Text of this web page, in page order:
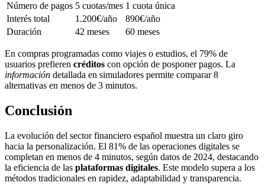
Número de pagos 5 cuotas/mes 1 cuota única
Interés total
1.200€/año
890€/año
Duración
42 meses 60 meses
En compras programadas como viajes o estudios, el 79% de
usuarios prefieren créditos con opción de posponer pagos. La
información detallada en simuladores permite comparar 8
alternativas en menos de 3 minutos.
Conclusión
La evolución del sector financiero español muestra un claro giro
hacia la personalización. El 81% de las operaciones digitales se
completan en menos de 4 minutos, según datos de 2024, destacando
la eficiencia de las plataformas digitales. Este modelo supera a los
métodos tradicionales en rapidez, adaptabilidad y transparencia.